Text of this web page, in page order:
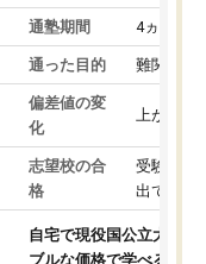
通塾期間 4ヵ月～1
通った目的 難関私立
偏差値の変
化
上がった
志望校の合
格
受験して
出ていな
自宅で現役国公立大学生
ブルな価格で学べる